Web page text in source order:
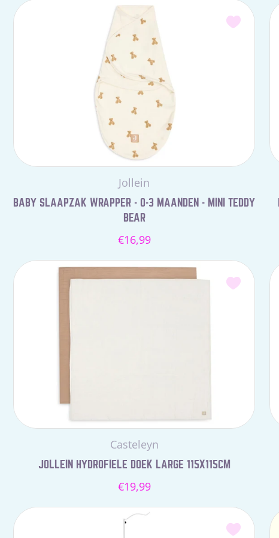
Leverancier:
Jollein
BABY SLAAPZAK WRAPPER - 0-3 MAANDEN - MINI TEDDY
BEAR
Normale
€16,99
Leverancier:
Casteleyn
JOLLEIN HYDROFIELE DOEK LARGE 115X115CM
Normale
€19,99